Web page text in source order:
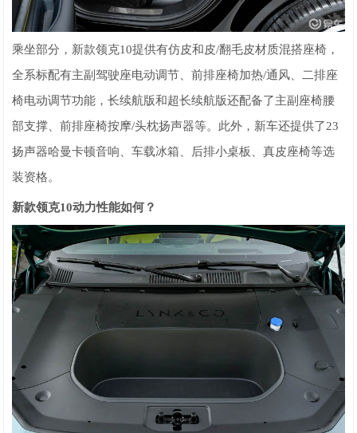
乘坐部分，新款领克10提供有仿皮和皮/翻毛皮材质混搭座椅，
全系标配有主副驾驶座电动调节、前排座椅加热/通风、二排座
椅电动调节功能，长续航版和超长续航版还配备了主副座椅腰
部支撑、前排座椅按摩/头枕扬声器等。此外，新车还提供了23
扬声器哈曼卡顿音响、车载冰箱、后排小桌板、真皮座椅等选
装资格。
新款领克10动力性能如何？